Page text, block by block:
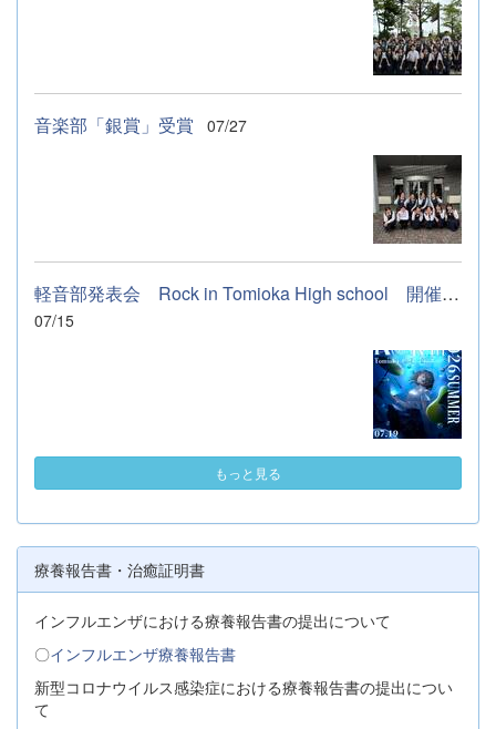
音楽部「銀賞」受賞 07/27
軽音部発表会 Rock in Tomioka High school 開催します
07/15
もっと見る
療養報告書・治癒証明書
インフルエンザにおける療養報告書の提出について
〇インフルエンザ療養報告書
新型コロナウイルス感染症における療養報告書の提出につい
て